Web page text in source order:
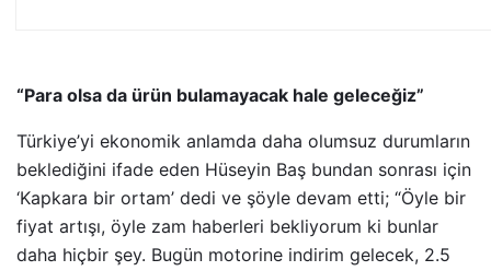
“Para olsa da ürün bulamayacak hale geleceğiz”
Türkiye’yi ekonomik anlamda daha olumsuz durumların
beklediğini ifade eden Hüseyin Baş bundan sonrası için
‘Kapkara bir ortam’ dedi ve şöyle devam etti; “Öyle bir
fiyat artışı, öyle zam haberleri bekliyorum ki bunlar
daha hiçbir şey. Bugün motorine indirim gelecek, 2.5